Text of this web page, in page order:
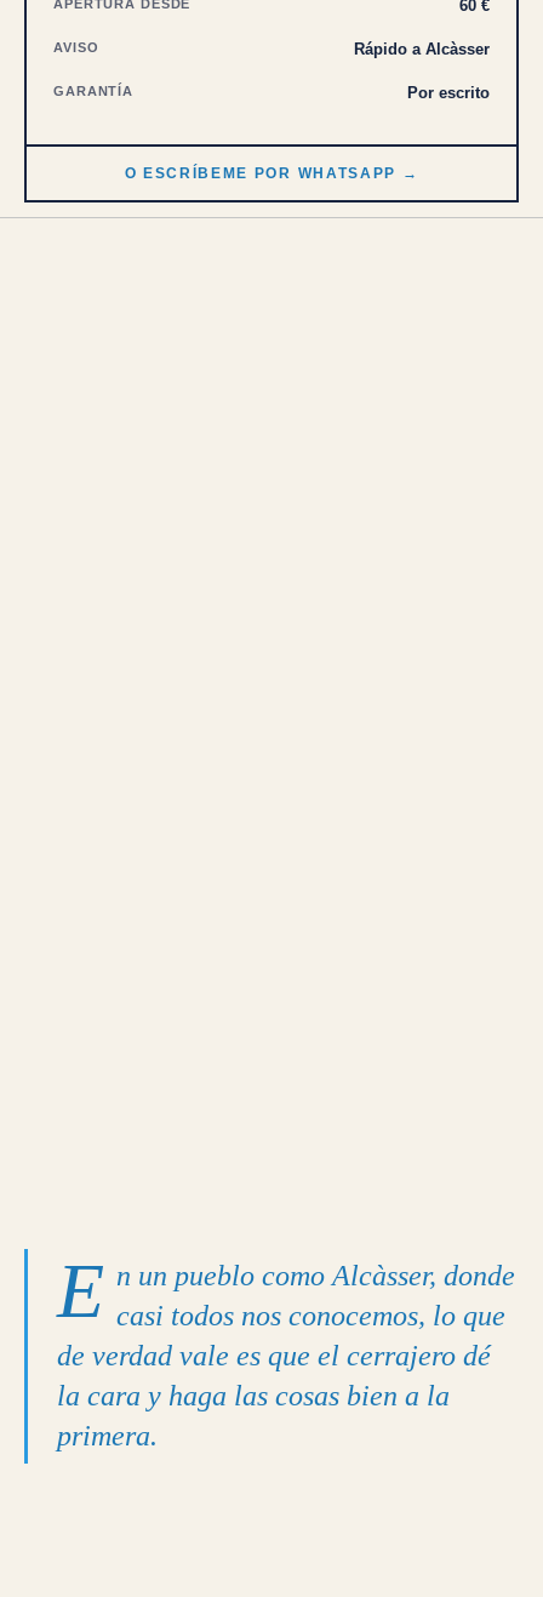
APERTURA DESDE 60 €
AVISO Rápido a Alcàsser
GARANTÍA Por escrito
O ESCRÍBEME POR WHATSAPP →
E n un pueblo como Alcàsser, donde
casi todos nos conocemos, lo que
de verdad vale es que el cerrajero dé
la cara y haga las cosas bien a la
primera.